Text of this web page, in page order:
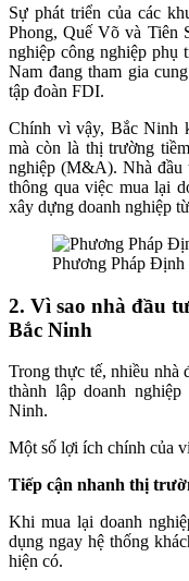
Sự phát triển của các
Phong, Quế Võ và Tiên
nghiệp công nghiệp phụ
Nam đang tham gia
tập đoàn FDI.
Chính vì vậy, Bắc Ninh
mà còn là thị trường
nghiệp (M&A). Nhà đầu
thông qua việc mua lại
xây dựng doanh nghiệp
Phương Pháp
2. Vì sao nhà đầu
Bắc Ninh
Trong thực tế, nhiều nhà
thành lập doanh
Ninh.
Một số lợi ích chính của
Tiếp cận nhanh thị
Khi mua lại doanh
dụng ngay hệ thống
hiện có.